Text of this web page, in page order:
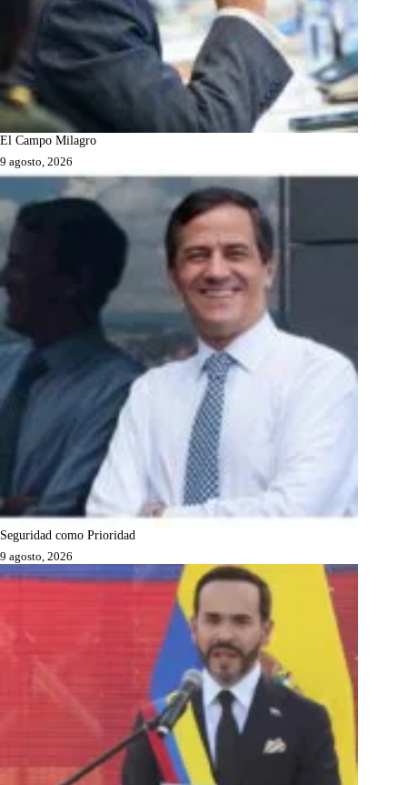
El Campo Milagro
9 agosto, 2026
Seguridad como Prioridad
9 agosto, 2026